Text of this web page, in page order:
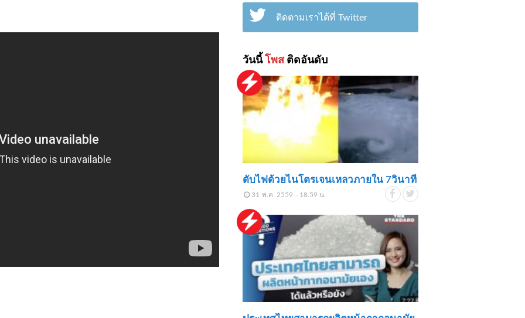
ติดตามเราได้ที่ Twitter
วันนี้ โพสติดอันดับ
ดับไฟด้วยไนโตรเจนเหลวภายใน 7วินาที
31 พ.ค. 2559 - 18.59 น.